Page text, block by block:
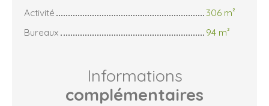
Activité
306 m²
Bureaux
94 m²
Informations
complémentaires